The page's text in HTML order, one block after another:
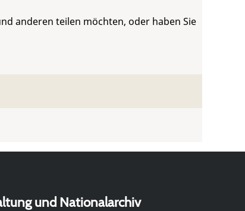
anderen teilen möchten, oder haben Sie
und Nationalarchiv